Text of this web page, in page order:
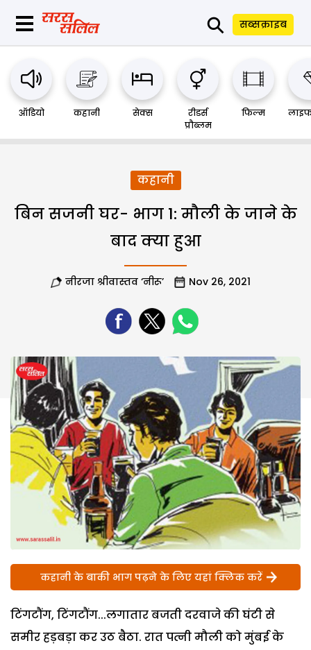
⚲ सब्सक्राइब
ऑडियो कहानी सेक्स
रीडर्स
प्रौब्लम
फिल्म
कहानी
बिन सजनी घर- भाग 1: मौली के जाने के
बाद क्या हुआ
नीरजा श्रीवास्तव ‘नीरू’ Nov 26, 2021
कहानी के बाकी भाग पढ़ने के लिए यहां क्लिक करें
टिंगटौंग, टिंगटौंग...लगातार बजती दरवाजे की घंटी से
समीर हड़बड़ा कर उठ बैठा. रात पत्नी मौली को मुंबई के